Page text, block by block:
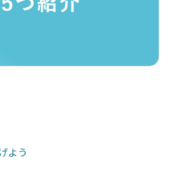
よう